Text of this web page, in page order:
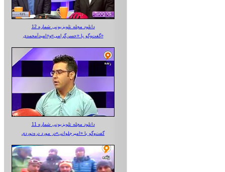
دانلود مجله تلویزیونی شماره 12
گفت‌وگو با «حسن‌گرامی»و«امیدآمحمدی»
دانلود مجله تلویزیونی شماره 11
گفت‌وگو با «امیرجلوانی»در مورد دره‌نوردی